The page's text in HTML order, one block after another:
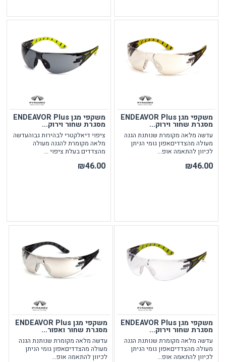
משקפי מגן ENDEAVOR Plus
מסגרת שחור וירוק...
עדשה מלאה מקומרת שנותנת הגנה
מעולה מהצדדיםאפון גומי הניתן
לכיוון להתאמה אופ...
₪46.00
משקפי מגן ENDEAVOR Plus
מסגרת שחור וירוק...
ציפוי דיאלקטרי לבהירות גבוהעדשה
מלאה מקומרת להגנה מעולה
מהצדדים בעלת ציפוי ...
₪46.00
משקפי מגן ENDEAVOR Plus
מסגרת שחור וירוק...
עדשה מלאה מקומרת שנותנת הגנה
מעולה מהצדדיםאפון גומי הניתן
לכיוון להתאמה אופ...
משקפי מגן ENDEAVOR Plus
מסגרת שחור ואפור...
עדשה מלאה מקומרת שנותנת הגנה
מעולה מהצדדיםאפון גומי הניתן
לכיוון להתאמה אופ...